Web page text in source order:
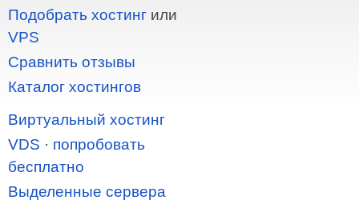
Подобрать хостинг или
VPS
Сравнить отзывы
Каталог хостингов
Виртуальный хостинг
VDS · попробовать
бесплатно
Выделенные сервера